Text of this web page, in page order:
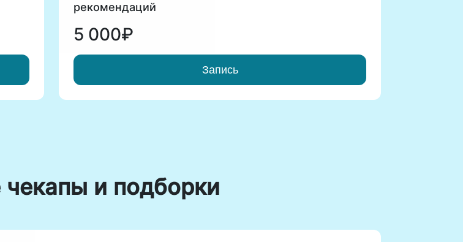
рекомендаций
5 000₽
Запись
чекапы и подборки